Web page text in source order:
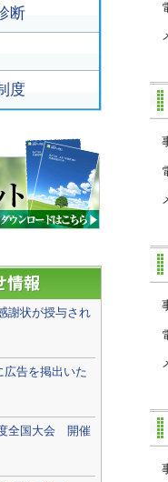
断
度
謝状が授与され
広告を掲出いた
度全国大会 開催